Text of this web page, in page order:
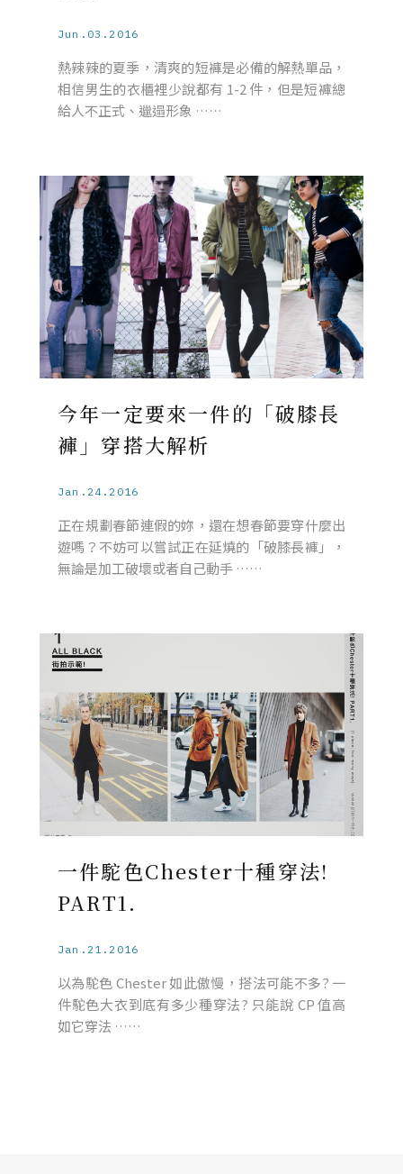
Jun.03.2016
熱辣辣的夏季，清爽的短褲是必備的解熱單品，
相信男生的衣櫃裡少說都有 1-2 件，但是短褲總
給人不正式、邋遢形象 ……
今年一定要來一件的「破膝長
褲」穿搭大解析
Jan.24.2016
正在規劃春節連假的妳，還在想春節要穿什麼出
遊嗎？不妨可以嘗試正在延燒的「破膝長褲」，
無論是加工破壞或者自己動手 ……
一件駝色Chester十種穿法!
PART1.
Jan.21.2016
以為駝色 Chester 如此傲慢，搭法可能不多? 一
件駝色大衣到底有多少種穿法? 只能說 CP 值高
如它穿法 ……